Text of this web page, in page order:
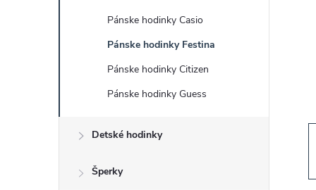
a
Pánske hodinky Casio
Pánske hodinky Festina
Pánske hodinky Citizen
Pánske hodinky Guess
Detské hodinky
Šperky